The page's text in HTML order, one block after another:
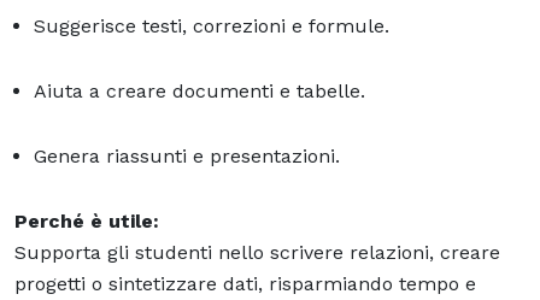
Suggerisce testi, correzioni e formule.
Aiuta a creare documenti e tabelle.
Genera riassunti e presentazioni.
Perché è utile:
Supporta gli studenti nello scrivere relazioni, creare
progetti o sintetizzare dati, risparmiando tempo e